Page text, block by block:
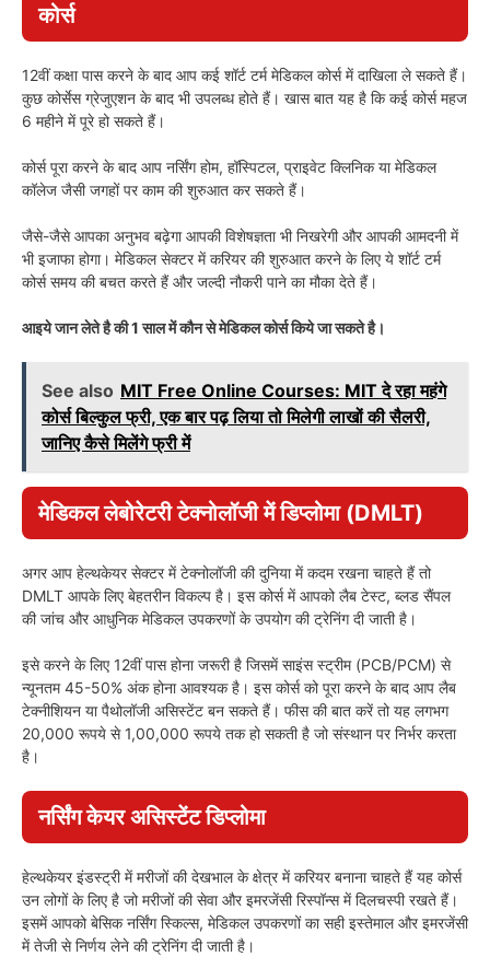
कोर्स
12वीं कक्षा पास करने के बाद आप कई शॉर्ट टर्म मेडिकल कोर्स में दाखिला ले सकते हैं।
कुछ कोर्सेस ग्रेजुएशन के बाद भी उपलब्ध होते हैं। खास बात यह है कि कई कोर्स महज
6 महीने में पूरे हो सकते हैं।
कोर्स पूरा करने के बाद आप नर्सिंग होम, हॉस्पिटल, प्राइवेट क्लिनिक या मेडिकल
कॉलेज जैसी जगहों पर काम की शुरुआत कर सकते हैं।
जैसे-जैसे आपका अनुभव बढ़ेगा आपकी विशेषज्ञता भी निखरेगी और आपकी आमदनी में
भी इजाफा होगा। मेडिकल सेक्टर में करियर की शुरुआत करने के लिए ये शॉर्ट टर्म
कोर्स समय की बचत करते हैं और जल्दी नौकरी पाने का मौका देते हैं।
आइये जान लेते है की 1 साल में कौन से मेडिकल कोर्स किये जा सकते है।
See also MIT Free Online Courses: MIT दे रहा महंगे
कोर्स बिल्कुल फ्री, एक बार पढ़ लिया तो मिलेगी लाखों की सैलरी,
जानिए कैसे मिलेंगे फ्री में
मेडिकल लेबोरेटरी टेक्नोलॉजी में डिप्लोमा (DMLT)
अगर आप हेल्थकेयर सेक्टर में टेक्नोलॉजी की दुनिया में कदम रखना चाहते हैं तो
DMLT आपके लिए बेहतरीन विकल्प है। इस कोर्स में आपको लैब टेस्ट, ब्लड सैंपल
की जांच और आधुनिक मेडिकल उपकरणों के उपयोग की ट्रेनिंग दी जाती है।
इसे करने के लिए 12वीं पास होना जरूरी है जिसमें साइंस स्ट्रीम (PCB/PCM) से
न्यूनतम 45-50% अंक होना आवश्यक है। इस कोर्स को पूरा करने के बाद आप लैब
टेक्नीशियन या पैथोलॉजी असिस्टेंट बन सकते हैं। फीस की बात करें तो यह लगभग
20,000 रूपये से 1,00,000 रूपये तक हो सकती है जो संस्थान पर निर्भर करता
है।
नर्सिंग केयर असिस्टेंट डिप्लोमा
हेल्थकेयर इंडस्ट्री में मरीजों की देखभाल के क्षेत्र में करियर बनाना चाहते हैं यह कोर्स
उन लोगों के लिए है जो मरीजों की सेवा और इमरजेंसी रिस्पॉन्स में दिलचस्पी रखते हैं।
इसमें आपको बेसिक नर्सिंग स्किल्स, मेडिकल उपकरणों का सही इस्तेमाल और इमरजेंसी
में तेजी से निर्णय लेने की ट्रेनिंग दी जाती है।